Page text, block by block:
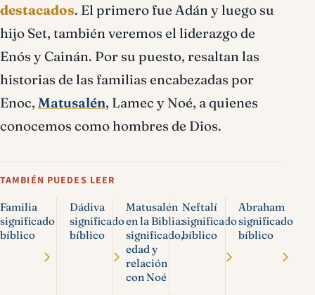
destacados. El primero fue Adán y luego su
hijo Set, también veremos el liderazgo de
Enós y Cainán. Por su puesto, resaltan las
historias de las familias encabezadas por
Enoc, Matusalén, Lamec y Noé, a quienes
conocemos como hombres de Dios.
TAMBIÉN PUEDES LEER
Familia
significado
bíblico
Dádiva
significado
bíblico
Matusalén
en la Biblia:
significado,
edad y
relación
con Noé
Neftalí
significado
bíblico
Abraham
significado
bíblico